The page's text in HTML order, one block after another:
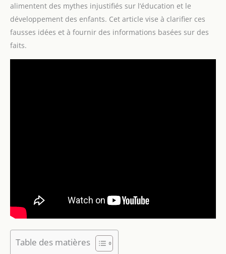
alimentent des mythes injustifiés sur l’éducation et le
développement des enfants. Cet article vise à clarifier ces
fausses idées et à fournir des informations basées sur des
faits.
Table des matières